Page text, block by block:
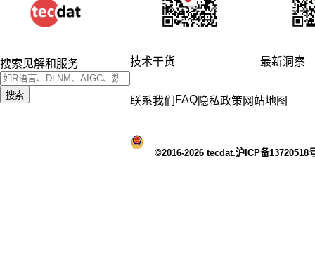
搜索见解和服务
搜索
技术干货 最新洞察
联系我们 FAQ隐私政策 网站地图
©2016-2026 tecdat.沪ICP备13720518